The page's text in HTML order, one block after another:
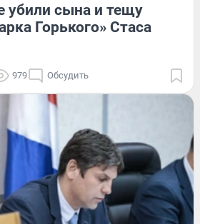
убили сына и тещу
Горького» Стаса
979 Обсудить